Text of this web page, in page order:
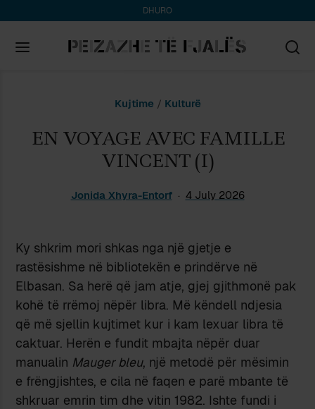
DHURO
Kujtime / Kulturë
EN VOYAGE AVEC FAMILLE
VINCENT (I)
Jonida Xhyra-Entorf 4 July 2026
Ky shkrim mori shkas nga një gjetje e
rastësishme në bibliotekën e prindërve në
Elbasan. Sa herë që jam atje, gjej gjithmonë pak
kohë të rrëmoj nëpër libra. Më këndell ndjesia
që më sjellin kujtimet kur i kam lexuar libra të
caktuar. Herën e fundit mbajta nëpër duar
manualin Mauger bleu, një metodë për mësimin
e frëngjishtes, e cila në faqen e parë mbante të
shkruar emrin tim dhe vitin 1982. Ishte fundi i